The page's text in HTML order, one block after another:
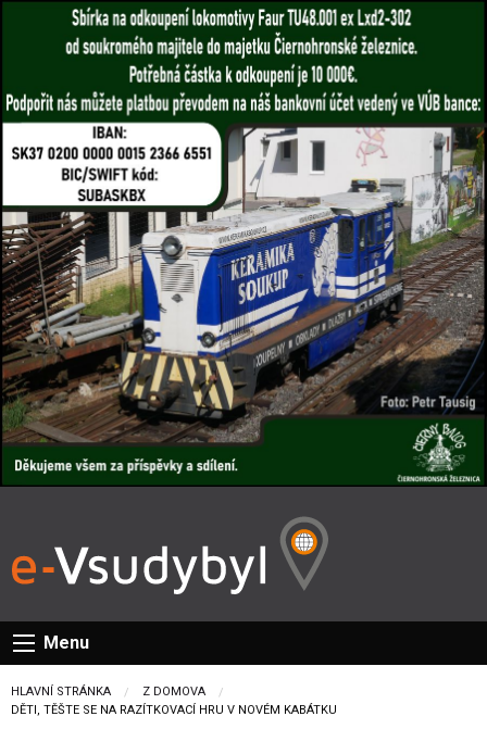
Menu
HLAVNÍ STRÁNKA
Z DOMOVA
CURRENT:
DĚTI, TĚŠTE SE NA RAZÍTKOVACÍ HRU V NOVÉM KABÁTKU